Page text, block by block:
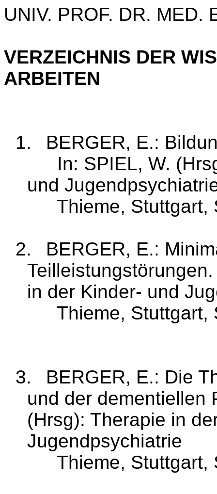
UNIV. PROF. DR. MED.
VERZEICHNIS DER
ARBEITEN
1.
BERGER, E.:
In: SPIEL, W.
und
Thieme, Stuttgart,
2.
BERGER, E.:
Teilleist­ungstörungen
in der Kinder‑ und
Thieme, Stuttgart,
3.
BERGER, E.: Die
und der demen­tiellen
(Hrsg): Therapie in
Jugendpsychiatrie
Thieme, Stuttgart,